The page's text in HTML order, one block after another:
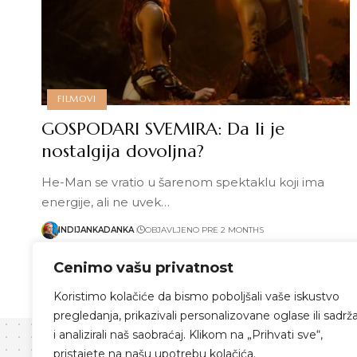
Cenimo vašu privatnost
Koristimo kolačiće da bismo poboljšali vaše iskustvo
pregledanja, prikazivali personalizovane oglase ili
i analizirali naš saobraćaj. Klikom na „Prihvati sve“,
pristajete na našu upotrebu kolačića.
FILMOVI
GOSPODARI SVEMIRA: Da li je
nostalgija dovoljna?
He-Man se vratio u šarenom spektaklu koji ima
energije, ali ne uvek…
INDIJANKADANKA OBJAVLJENO PRE 2 MONTHS
Pročitaj više